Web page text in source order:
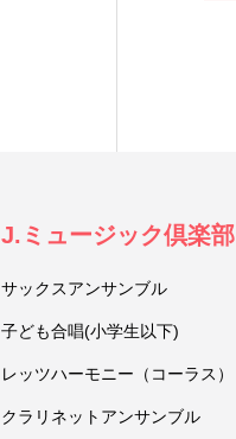
J.ミュージック倶楽部
サックスアンサンブル
子ども合唱(小学生以下)
レッツハーモニー（コーラス）
クラリネットアンサンブル